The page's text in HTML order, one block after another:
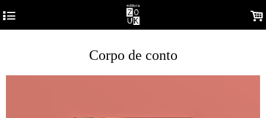
4 .
Corpo de conto